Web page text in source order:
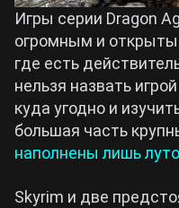
Игры серии Dragon
огромным и
где есть
нельзя назвать
куда угодно и
большая часть
наполнены лишь
Skyrim и две